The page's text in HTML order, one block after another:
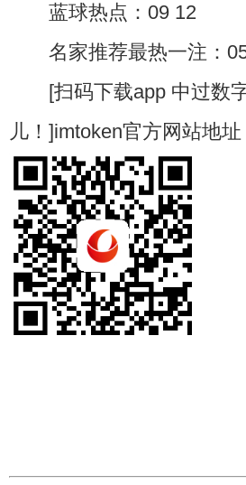
蓝球热点：09 12
名家推荐最热一注：05
[扫码下载app 中过数字
儿！]imtoken官方网站地址